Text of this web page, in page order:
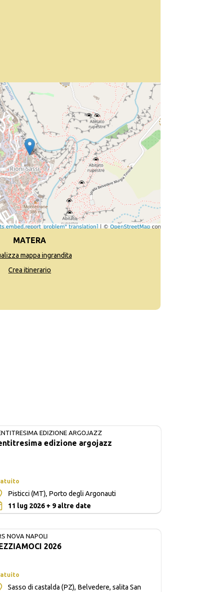
MATERA
mappa ingrandita
Crea itinerario
EDIZIONE ARGOJAZZ
edizione argojazz
Pisticci (MT), Porto degli Argonauti
11 lug 2026 + 9 altre date
NOVA NAPOLI
2026
Sasso di castalda (PZ), Belvedere, salita San